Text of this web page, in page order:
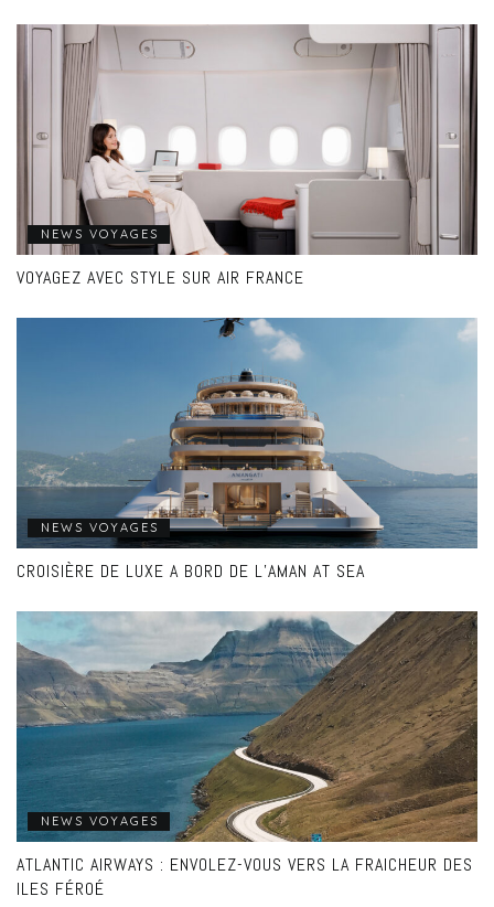
NEWS VOYAGES
VOYAGEZ AVEC STYLE SUR AIR FRANCE
NEWS VOYAGES
CROISIÈRE DE LUXE A BORD DE L’AMAN AT SEA
NEWS VOYAGES
ATLANTIC AIRWAYS : ENVOLEZ-VOUS VERS LA FRAICHEUR DES
ILES FÉROÉ